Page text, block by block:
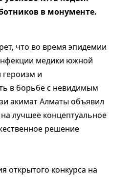
в монументе.
что во время эпидемии
медики южной
и
в борьбе с невидимым
акимат Алматы объявил
лучшее концептуальное
решение
открытого конкурса на